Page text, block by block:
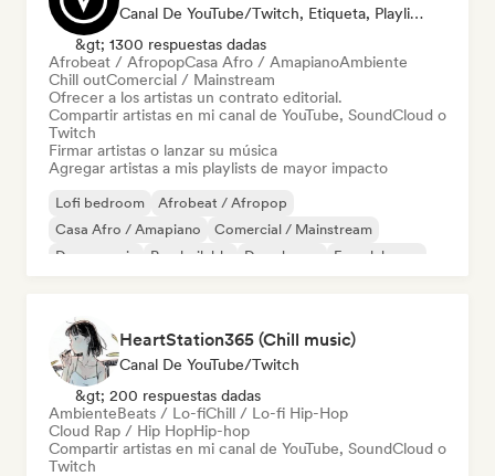
Canal De YouTube/Twitch, Etiqueta, Playlist Curator, Editor
&gt; 1300 respuestas dadas
Afrobeat / AfropopCasa Afro / AmapianoAmbiente
Chill outComercial / Mainstream
Ofrecer a los artistas un contrato editorial.
Compartir artistas en mi canal de YouTube, SoundCloud o
Twitch
Firmar artistas o lanzar su música
Agregar artistas a mis playlists de mayor impacto
Lofi bedroom
Afrobeat / Afropop
Casa Afro / Amapiano
Comercial / Mainstream
Dance music
Pop bailable Deep house French house
HeartStation365 (Chill music)
Canal De YouTube/Twitch
&gt; 200 respuestas dadas
AmbienteBeats / Lo-fiChill / Lo-fi Hip-Hop
Cloud Rap / Hip HopHip-hop
Compartir artistas en mi canal de YouTube, SoundCloud o
Twitch